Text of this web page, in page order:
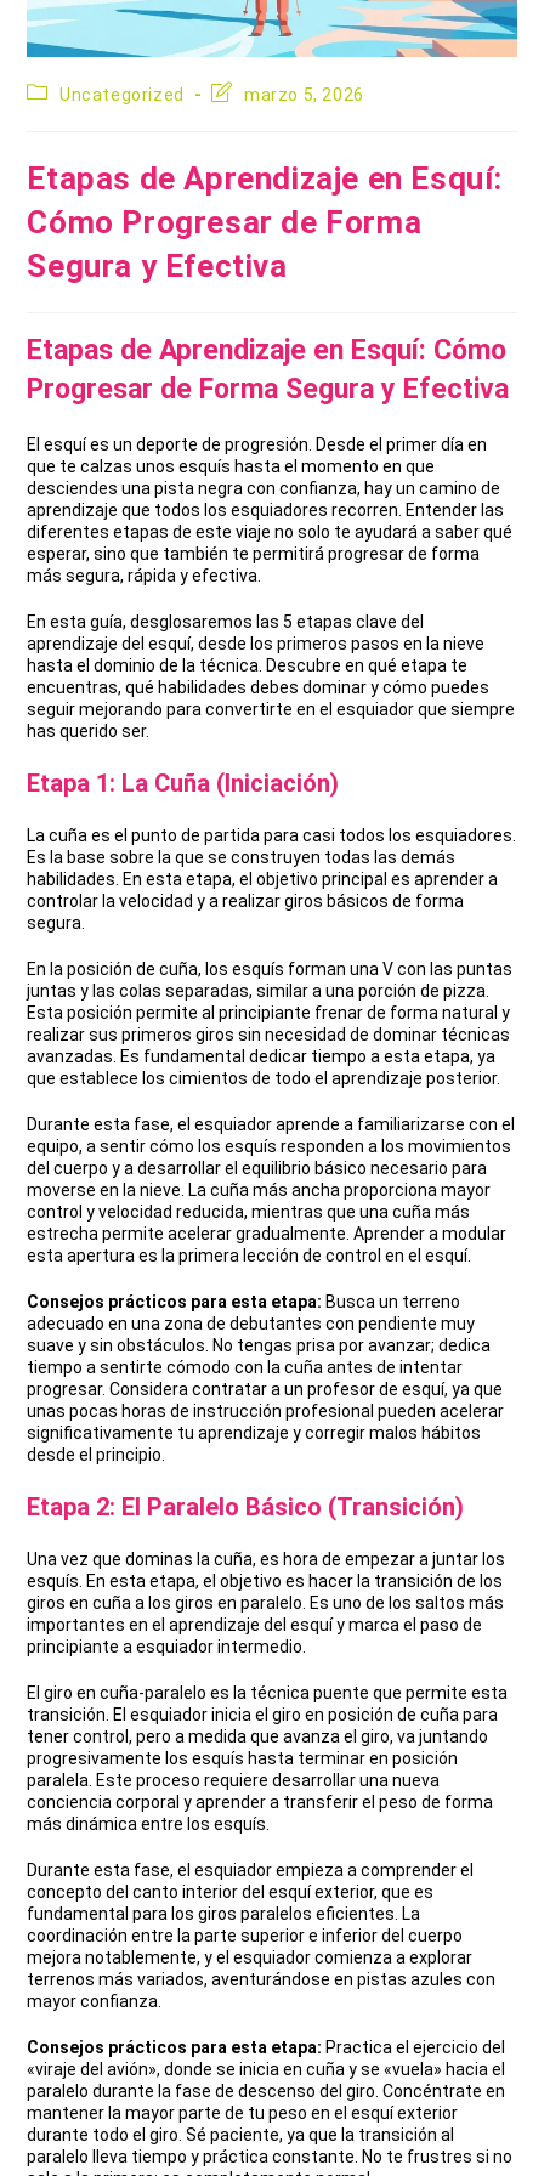
Categoría
Uncategorized
Última
entrada:
marzo 5, 2026
Etapas de Aprendizaje en Esquí:
Cómo Progresar de Forma
Segura y Efectiva
Etapas de Aprendizaje en Esquí: Cómo
Progresar de Forma Segura y Efectiva
El esquí es un deporte de progresión. Desde el primer día en
que te calzas unos esquís hasta el momento en que
desciendes una pista negra con confianza, hay un camino de
aprendizaje que todos los esquiadores recorren. Entender las
diferentes etapas de este viaje no solo te ayudará a saber qué
esperar, sino que también te permitirá progresar de forma
más segura, rápida y efectiva.
En esta guía, desglosaremos las 5 etapas clave del
aprendizaje del esquí, desde los primeros pasos en la nieve
hasta el dominio de la técnica. Descubre en qué etapa te
encuentras, qué habilidades debes dominar y cómo puedes
seguir mejorando para convertirte en el esquiador que siempre
has querido ser.
Etapa 1: La Cuña (Iniciación)
La cuña es el punto de partida para casi todos los esquiadores.
Es la base sobre la que se construyen todas las demás
habilidades. En esta etapa, el objetivo principal es aprender a
controlar la velocidad y a realizar giros básicos de forma
segura.
En la posición de cuña, los esquís forman una V con las puntas
juntas y las colas separadas, similar a una porción de pizza.
Esta posición permite al principiante frenar de forma natural y
realizar sus primeros giros sin necesidad de dominar técnicas
avanzadas. Es fundamental dedicar tiempo a esta etapa, ya
que establece los cimientos de todo el aprendizaje posterior.
Durante esta fase, el esquiador aprende a familiarizarse con el
equipo, a sentir cómo los esquís responden a los movimientos
del cuerpo y a desarrollar el equilibrio básico necesario para
moverse en la nieve. La cuña más ancha proporciona mayor
control y velocidad reducida, mientras que una cuña más
estrecha permite acelerar gradualmente. Aprender a modular
esta apertura es la primera lección de control en el esquí.
Consejos prácticos para esta etapa: Busca un terreno
adecuado en una zona de debutantes con pendiente muy
suave y sin obstáculos. No tengas prisa por avanzar; dedica
tiempo a sentirte cómodo con la cuña antes de intentar
progresar. Considera contratar a un profesor de esquí, ya que
unas pocas horas de instrucción profesional pueden acelerar
significativamente tu aprendizaje y corregir malos hábitos
desde el principio.
Etapa 2: El Paralelo Básico (Transición)
Una vez que dominas la cuña, es hora de empezar a juntar los
esquís. En esta etapa, el objetivo es hacer la transición de los
giros en cuña a los giros en paralelo. Es uno de los saltos más
importantes en el aprendizaje del esquí y marca el paso de
principiante a esquiador intermedio.
El giro en cuña-paralelo es la técnica puente que permite esta
transición. El esquiador inicia el giro en posición de cuña para
tener control, pero a medida que avanza el giro, va juntando
progresivamente los esquís hasta terminar en posición
paralela. Este proceso requiere desarrollar una nueva
conciencia corporal y aprender a transferir el peso de forma
más dinámica entre los esquís.
Durante esta fase, el esquiador empieza a comprender el
concepto del canto interior del esquí exterior, que es
fundamental para los giros paralelos eficientes. La
coordinación entre la parte superior e inferior del cuerpo
mejora notablemente, y el esquiador comienza a explorar
terrenos más variados, aventurándose en pistas azules con
mayor confianza.
Consejos prácticos para esta etapa: Practica el ejercicio del
«viraje del avión», donde se inicia en cuña y se «vuela» hacia el
paralelo durante la fase de descenso del giro. Concéntrate en
mantener la mayor parte de tu peso en el esquí exterior
durante todo el giro. Sé paciente, ya que la transición al
paralelo lleva tiempo y práctica constante. No te frustres si no